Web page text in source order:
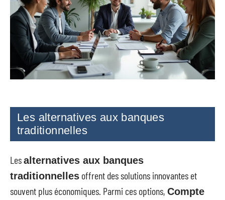
Les alternatives aux banques
traditionnelles
Lesalternatives aux banques
traditionnelles offrent des solutions innovantes et
souvent plus économiques. Parmi ces options, Compte